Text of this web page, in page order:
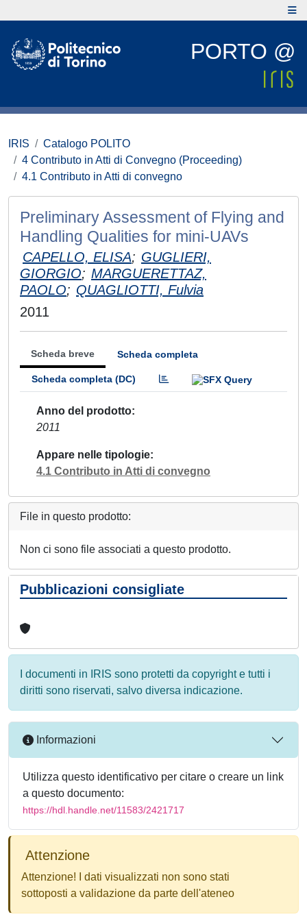
PORTO @
IRIS
Catalogo POLITO
4 Contributo in Atti di Convegno (Proceeding)
4.1 Contributo in Atti di convegno
Preliminary Assessment of Flying and
Handling Qualities for mini-UAVs
CAPELLO, ELISA; GUGLIERI,
GIORGIO; MARGUERETTAZ,
PAOLO; QUAGLIOTTI, Fulvia
2011
Scheda breve Scheda completa
Scheda completa (DC)
Anno del prodotto
2011
Appare nelle tipologie
4.1 Contributo in Atti di convegno
File in questo prodotto:
Non ci sono file associati a questo prodotto.
Pubblicazioni consigliate
I documenti in IRIS sono protetti da copyright e tutti i
diritti sono riservati, salvo diversa indicazione.
Informazioni
Utilizza questo identificativo per citare o creare un link
a questo documento:
https://hdl.handle.net/11583/2421717
Attenzione
Attenzione! I dati visualizzati non sono stati
sottoposti a validazione da parte dell'ateneo